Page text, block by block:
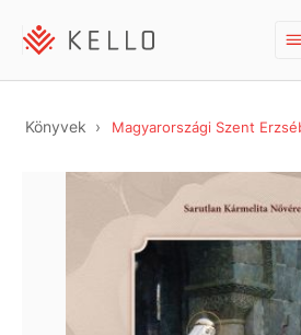
Könyvek Magyarországi Szent